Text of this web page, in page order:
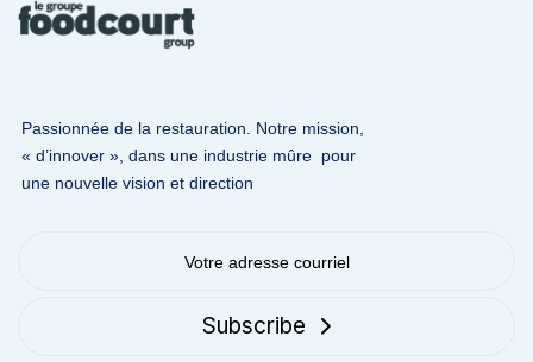
Skip
Skip
Skip
Passionnée de la restauration. Notre mission,
« d’innover », dans une industrie mûre pour
une nouvelle vision et direction
Subscribe